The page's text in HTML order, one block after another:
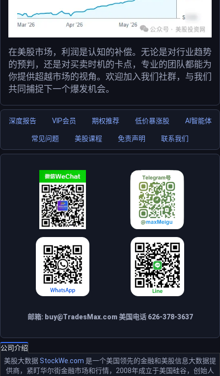
在美股市场，利润是认知的补偿。无论是对行业趋势
的预判，还是对买卖时机的卡点，专业的团队都能为
你提供超越市场的视角。欢迎加入我们社群，与我们
共同捕捉下一个爆发机会。
深度报告 VIP会员 期权推荐 低价暴涨股 AI智能体
常见问题 美股课程 免责声明 联系我们
邮箱: buy@TradesMax.com美国电话 626-378-3637
公司介绍
美股大数据StockWe.com 是一个美国领先的金融和美股信息大数据提
供商，紧盯华尔街金融市场和行情，2008年成立于美国硅谷，创始人